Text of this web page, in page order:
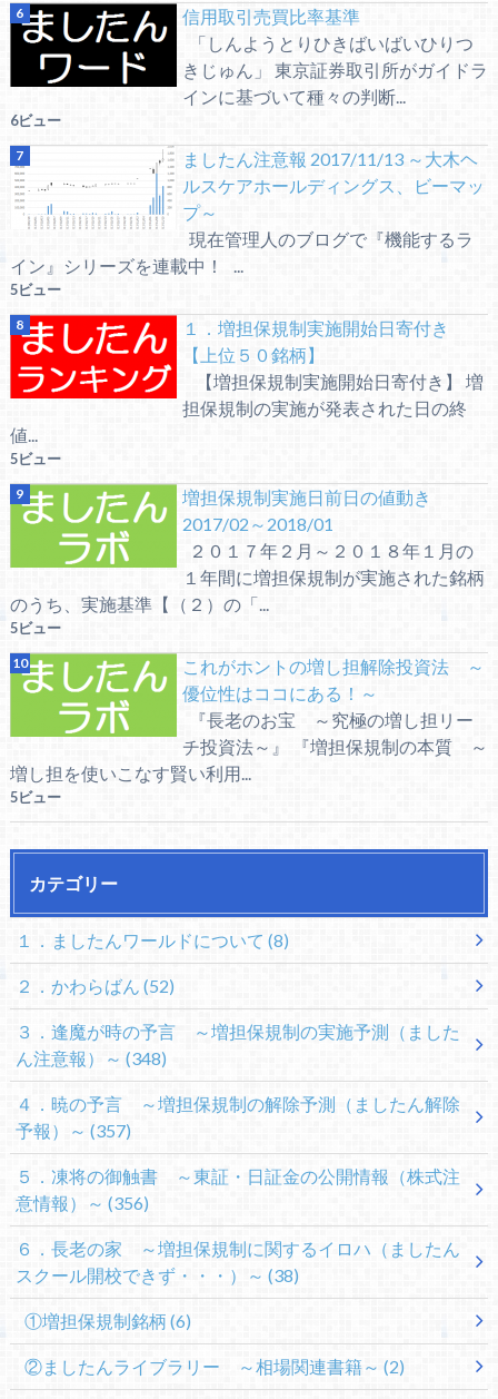
信用取引売買比率基準
「しんようとりひきばいばいひりつ
きじゅん」 東京証券取引所がガイドラ
インに基づいて種々の判断...
6ビュー
ましたん注意報 2017/11/13 ～大木ヘ
ルスケアホールディングス、ビーマッ
プ～
現在管理人のブログで『機能するラ
イン』シリーズを連載中！ ...
5ビュー
１．増担保規制実施開始日寄付き
【上位５０銘柄】
【増担保規制実施開始日寄付き】 増
担保規制の実施が発表された日の終
値...
5ビュー
増担保規制実施日前日の値動き
2017/02～2018/01
２０１７年２月～２０１８年１月の
１年間に増担保規制が実施された銘柄
のうち、実施基準【（２）の「...
5ビュー
これがホントの増し担解除投資法 ～
優位性はココにある！～
『長老のお宝 ～究極の増し担リー
チ投資法～』 『増担保規制の本質 ～
増し担を使いこなす賢い利用...
5ビュー
カテゴリー
１．ましたんワールドについて (8)
２．かわらばん (52)
３．逢魔が時の予言 ～増担保規制の実施予測（ました
ん注意報）～ (348)
４．暁の予言 ～増担保規制の解除予測（ましたん解除
予報）～ (357)
５．凍将の御触書 ～東証・日証金の公開情報（株式注
意情報）～ (356)
６．長老の家 ～増担保規制に関するイロハ（ましたん
スクール開校できず・・・）～ (38)
①増担保規制銘柄 (6)
②ましたんライブラリー ～相場関連書籍～ (2)